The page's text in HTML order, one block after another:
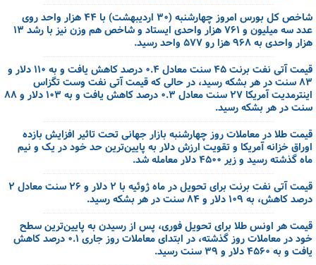
شاخص کل بورس امروز چهارشنبه (۳۰ اردیبهشت) با ۴۴ هزار واحد روی
عدد سه میلیون و ۷۶۱ هزار واحدی ایستاد و شاخص هم وزن نیز با رشد ۱۳
هزار واحدی به ۹۶۸ هزا رو ۵۷۷ واحد رسید.
قیمت آتی نفت برنت ۴۵ سنت معادل ۰.۴ درصد کاهش یافت و به ۱۱۰ دلار و
۸۳ سنت در هر بشکه رسید، در حالی که قیمت آتی نفت وست تگزاس
اینترمدیت آمریکا ۲۷ سنت معادل ۰.۳ درصد کاهش یافت و به ۱۰۳ دلار و ۸۸
سنت در هر بشکه رسید.
قیمت طلا در معاملات روز چهارشنبه بازار جهانی تحت تاثیر افزایش بازده
اوراق خزانه آمریکا و تقویت ارزش دلار به پایین‌ترین حد خود در یک و نیم
ماه گذشته رسید و زیر ۴۵۰۰ دلار معامله شد.
قیمت آتی نفت برنت برای تحویل در ماه ژوئیه با ۲ دلار و ۲۶ سنت معادل ۲
درصد کاهش، به ۱۰۹ دلار و ۸۴ سنت در هر بشکه رسید.
قیمت هر اونس طلا برای تحویل فوری، پس از رسیدن به پایین‌ترین سطح
خود در معاملات روز گذشته، در ابتدای معاملات روز جاری ۰.۱ درصد کاهش
یافت و به ۴۵۶۰ دلار و ۳۹ سنت رسید.